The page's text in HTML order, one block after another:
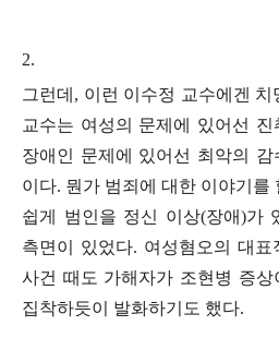
2.
그런데 , 이런 이수정 교수에겐
교수는 여성의 문제에 있어선
장애인 문제에 있어선 최악의
이다. 뭔가 범죄에 대한 이야기를
쉽게 범인을 정신 이상(장애)가
측면이 있었다. 여성혐오의 대
사건 때도 가해자가 조현병 증
집착하듯이 발화하기도 했다.